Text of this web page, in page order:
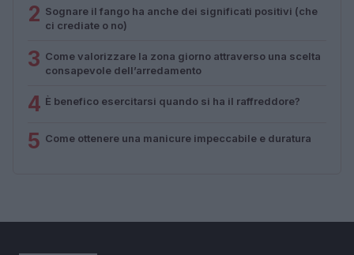
2 Sognare il fango ha anche dei significati positivi (che
ci crediate o no)
3 Come valorizzare la zona giorno attraverso una scelta
consapevole dell’arredamento
4 È benefico esercitarsi quando si ha il raffreddore?
5 Come ottenere una manicure impeccabile e duratura